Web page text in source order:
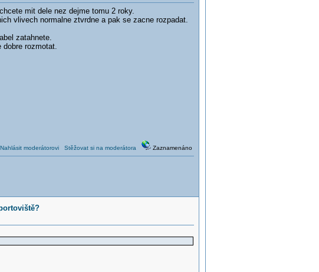
mit dele nez dejme tomu 2 roky.
vlivech normalne ztvrdne a pak se zacne rozpadat.
zatahnete.
dobre rozmotat.
Nahlásit moderátorovi Stěžovat si na moderátora Zaznamenáno